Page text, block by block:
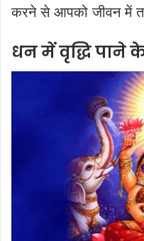
करने से आपको जीवन में
धन में वृद्धि पाने